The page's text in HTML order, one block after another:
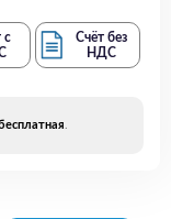
с
Счёт без
НДС
.